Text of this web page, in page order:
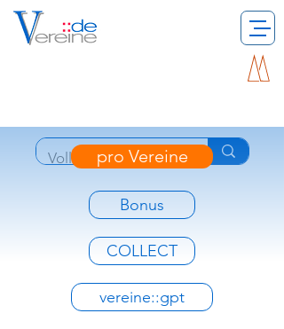
pro Vereine
Bonus
COLLECT
vereine::gpt